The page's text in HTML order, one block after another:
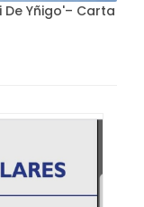
Yñigo'– Carta